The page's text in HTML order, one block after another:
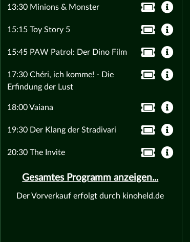
13:30 Minions & Monster
15:15 Toy Story 5
15:45 PAW Patrol: Der Dino Film
17:30 Chéri, ich komme! - Die
Erfindung der Lust
18:00 Vaiana
19:30 Der Klang der Stradivari
20:30 The Invite
Gesamtes Programm anzeigen...
Der Vorverkauf erfolgt durch kinoheld.de